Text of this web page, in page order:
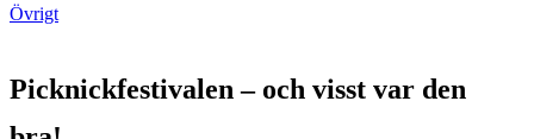
Picknickfestivalen
–
Övrigt
Picknickfestivalen – och visst var den